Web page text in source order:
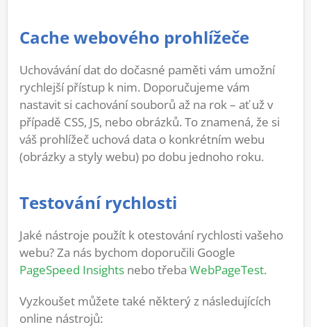
Cache webového prohlížeče
Uchovávání dat do dočasné paměti vám umožní
rychlejší přístup k nim. Doporučujeme vám
nastavit si cachování souborů až na rok – ať už v
případě CSS, JS, nebo obrázků. To znamená, že si
váš prohlížeč uchová data o konkrétním webu
(obrázky a styly webu) po dobu jednoho roku.
Testování rychlosti
Jaké nástroje použít k otestování rychlosti vašeho
webu? Za nás bychom doporučili Google
PageSpeed Insights nebo třeba WebPageTest.
Vyzkoušet můžete také některý z následujících
online nástrojů: